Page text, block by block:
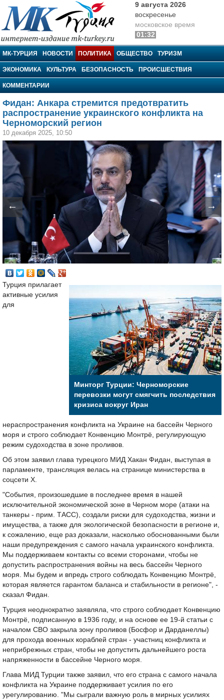
МК-Турция
9 августа 2026
воскресенье
московское время
01:32
МК-ТУРЦИЯ НОВОСТИ ПОЛИТИКА ОБЩЕСТВО ТУРИЗМ
ЭКОНОМИКА КУЛЬТУРА БЕЗОПАСНОСТЬ ПРОИСШЕСТВИЯ
КОММЕНТАРИИ
Фидан: Анкара стремится предотвратить
распространение украинского конфликта на
Черноморский регион
10 декабря 2025, 10:50
← →
Минторг Турции: Черноморские
перевозки могут смягчить последствия
кризиса вокруг Иран
Турция прилагает
активные усилия
для
нераспространения конфликта на Украине на бассейн Черного
моря и строго соблюдает Конвенцию Монтрё, регулирующую
режим судоходства в зоне проливов.
Об этом заявил глава турецкого МИД Хакан Фидан, выступая в
парламенте, трансляция велась на странице министерства в
соцсети X.
"События, произошедшие в последнее время в нашей
исключительной экономической зоне в Черном море (атаки на
танкеры - прим. ТАСС), создали риски для судоходства, жизни и
имущества, а также для экологической безопасности в регионе и,
к сожалению, еще раз доказали, насколько обоснованными были
наши предупреждения с самого начала украинского конфликта.
Мы поддерживаем контакты со всеми сторонами, чтобы не
допустить распространения войны на весь бассейн Черного
моря. Мы будем и впредь строго соблюдать Конвенцию Монтрё,
которая является гарантом баланса и стабильности в регионе", -
сказал Фидан.
Турция неоднократно заявляла, что строго соблюдает Конвенцию
Монтрё, подписанную в 1936 году, и на основе ее 19-й статьи с
началом СВО закрыла зону проливов (Босфор и Дарданеллы)
для прохода военных кораблей стран - участниц конфликта и
неприбрежных стран, чтобы не допустить дальнейшего роста
напряженности в бассейне Черного моря.
Глава МИД Турции также заявил, что его страна с самого начала
конфликта на Украине поддерживает усилия по его
урегулированию. "Мы сыграли важную роль в мирных усилиях